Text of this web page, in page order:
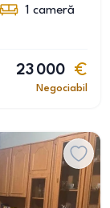
1 cameră
23 000
Negociabil